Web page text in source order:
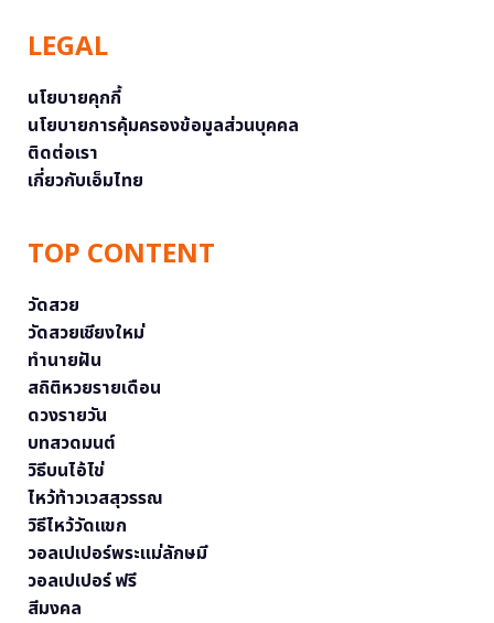
LEGAL
นโยบายคุกกี้
นโยบายการคุ้มครองข้อมูลส่วนบุคคล
ติดต่อเรา
เกี่ยวกับเอ็มไทย
TOP CONTENT
วัดสวย
วัดสวยเชียงใหม่
ทำนายฝัน
สถิติหวยรายเดือน
ดวงรายวัน
บทสวดมนต์
วิธีบนไอ้ไข่
ไหว้ท้าวเวสสุวรรณ
วิธีไหว้วัดแขก
วอลเปเปอร์พระแม่ลักษมี
วอลเปเปอร์ ฟรี
สีมงคล